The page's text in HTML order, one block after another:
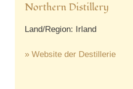
Northern Distillery
Land/Region: Irland
» Website der Destillerie